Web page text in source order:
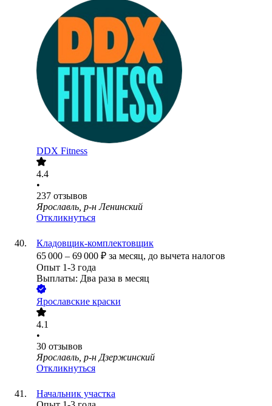
DDX Fitness
4.4
•
237 отзывов
Ярославль, р-н Ленинский
Откликнуться
Кладовщик-комплектовщик
65 000 – 69 000 ₽ за месяц, до вычета налогов
Опыт 1-3 года
Выплаты: Два раза в месяц
Ярославские краски
4.1
•
30 отзывов
Ярославль, р-н Дзержинский
Откликнуться
Начальник участка